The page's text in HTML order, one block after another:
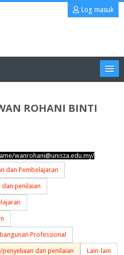
Log masuk
ROHANI BINTI
wanrohani@unisza.edu.my/
dan Pembelajaran
penilaian
Professional
dan penilaian Lain-lain